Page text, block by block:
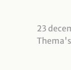
23
Thema's